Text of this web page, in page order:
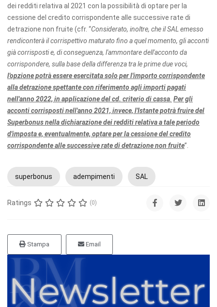
dei redditi relativa al 2021 con la possibilità di optare per la
cessione del credito corrispondente alle successive rate di
detrazione non fruite (cfr. “Considerato, inoltre, che il SAL emesso
rendiconterà il corrispettivo maturato fino a quel momento, gli acconti
già corrisposti e, di conseguenza, l'ammontare dell'acconto da
corrispondere, sulla base della differenza tra le prime due voci,
l'opzione potrà essere esercitata solo per l'importo corrispondente
alla detrazione spettante con riferimento agli importi pagati
nell'anno 2022, in applicazione del cd. criterio di cassa Per gli
acconti corrisposti nell'anno 2021, invece, l'Istante potrà fruire del
Superbonus nella dichiarazione dei redditi relativa a tale periodo
d'imposta e, eventualmente, optare per la cessione del credito
corrispondente alle successive rate di detrazione non fruite”.
superbonus adempimenti SAL
Ratings (0)
Stampa Email